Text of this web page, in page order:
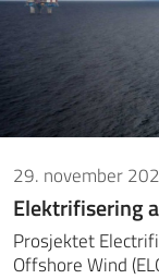
29. november
Elektrifisering
Prosjektet
Offshore Wind